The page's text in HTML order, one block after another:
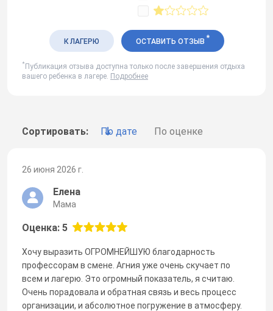
Сортировать: По дате По оценке
26 июня 2026 г.
Елена
Мама
Оценка: 5
Хочу выразить ОГРОМНЕЙШУЮ благодарность
профессорам в смене. Агния уже очень скучает по
всем и лагерю. Это огромный показатель, я считаю.
Очень порадовала и обратная связь и весь процесс
организации, и абсолютное погружение в атмосферу.
К ЛАГЕРЮ ОСТАВИТЬ ОТЗЫВ *
* Публикация отзыва доступна только после завершения отдыха
вашего ребенка в лагере. Подробнее